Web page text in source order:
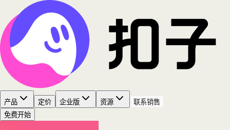
产品 定价 企业版 资源
联系销售
免费开始